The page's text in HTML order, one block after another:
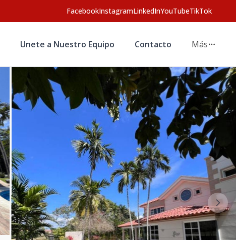
FacebookInstagramLinkedInYouTubeTikTok
Unete a Nuestro Equipo Contacto Más